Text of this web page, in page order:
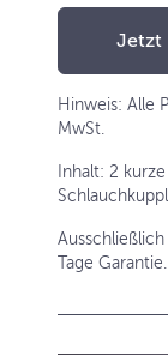
Jetzt
Hinweis: Alle
MwSt.
Inhalt: 2
Tage Garantie.